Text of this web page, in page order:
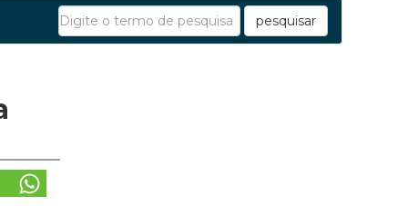
pesquisar